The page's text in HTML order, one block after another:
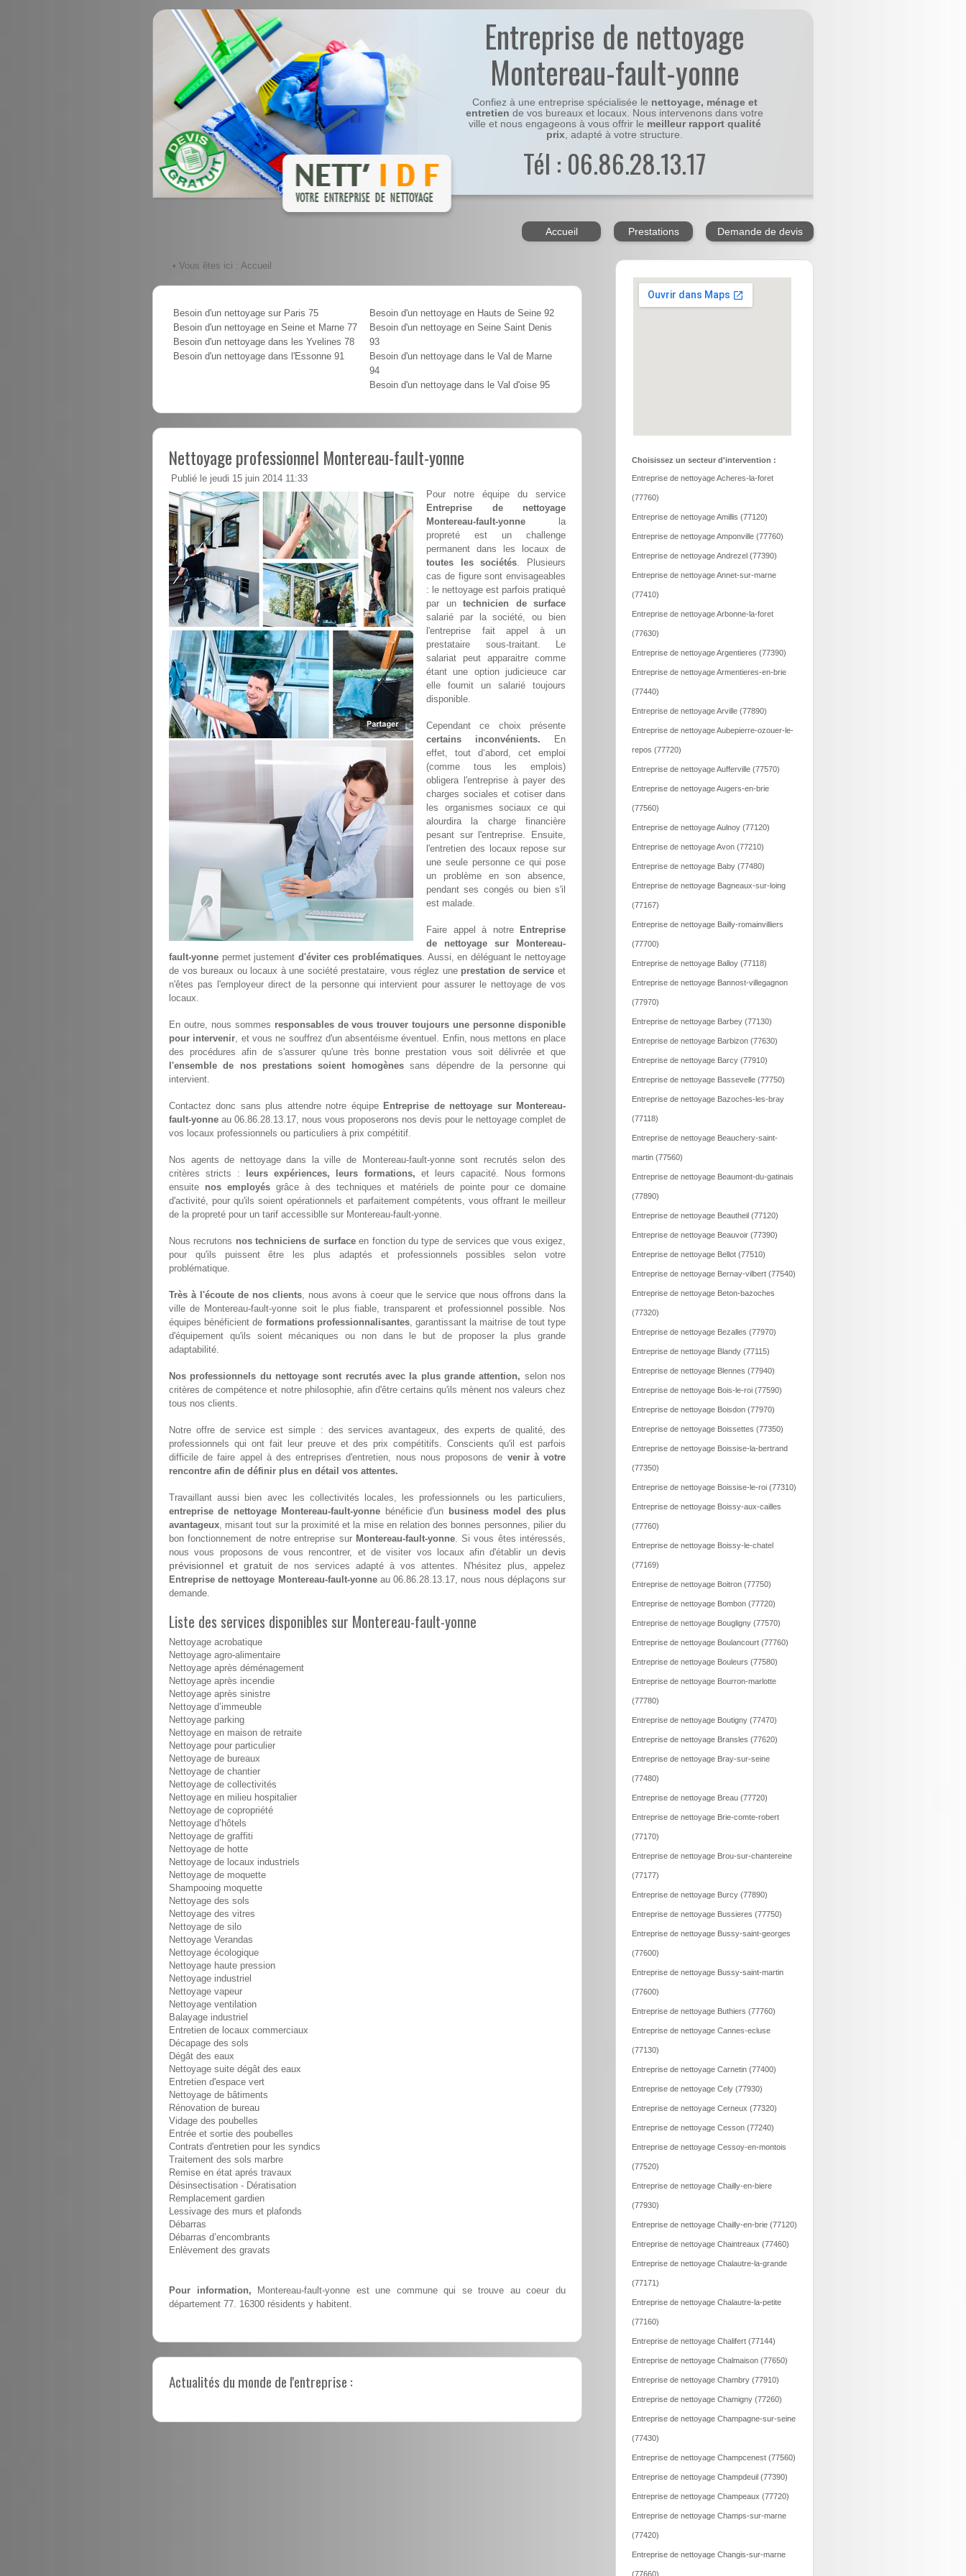
Entreprise de nettoyage
Montereau-fault-yonne
Confiez à une entreprise spécialisée le nettoyage, ménage et
entretien de vos bureaux et locaux. Nous intervenons dans votre
ville et nous engageons à vous offrir le meilleur rapport qualité
prix, adapté à votre structure.
Tél : 06.86.28.13.17
Accueil Prestations Demande de devis
• Vous êtes ici : Accueil
Besoin d'un nettoyage sur Paris 75
Besoin d'un nettoyage en Seine et Marne 77
Besoin d'un nettoyage dans les Yvelines 78
Besoin d'un nettoyage dans l'Essonne 91
Besoin d'un nettoyage en Hauts de Seine 92
Besoin d'un nettoyage en Seine Saint Denis
93
Besoin d'un nettoyage dans le Val de Marne
94
Besoin d'un nettoyage dans le Val d'oise 95
Nettoyage professionnel Montereau-fault-yonne
Publié le jeudi 15 juin 2014 11:33
Pour notre équipe du service
Entreprise de nettoyage
Montereau-fault-yonne la
propreté est un challenge
permanent dans les locaux de
toutes les sociétés. Plusieurs
cas de figure sont envisageables
: le nettoyage est parfois pratiqué
par un technicien de surface
salarié par la société, ou bien
l'entreprise fait appel à un
prestataire sous-traitant. Le
salariat peut apparaitre comme
étant une option judicieuce car
elle fournit un salarié toujours
disponible.
Cependant ce choix présente
certains inconvénients. En
effet, tout d‘abord, cet emploi
(comme tous les emplois)
obligera l'entreprise à payer des
charges sociales et cotiser dans
les organismes sociaux ce qui
alourdira la charge financière
pesant sur l'entreprise. Ensuite,
l'entretien des locaux repose sur
une seule personne ce qui pose
un problème en son absence,
pendant ses congés ou bien s'il
est malade.
Faire appel à notre
Entreprise
de nettoyage sur Montereau-
fault-yonne permet justement d'éviter ces problématiques. Aussi, en déléguant le nettoyage
de vos bureaux ou locaux à une société prestataire, vous réglez une prestation de service et
n'êtes pas l'employeur direct de la personne qui intervient pour assurer le nettoyage de vos
locaux.
En outre, nous sommes responsables de vous trouver toujours une personne disponible
pour intervenir, et vous ne souffrez d'un absentéisme éventuel. Enfin, nous mettons en place
des procédures afin de s'assurer qu'une très bonne prestation vous soit délivrée et que
l'ensemble de nos prestations soient homogènessans dépendre de la personne qui
intervient.
Contactez donc sans plus attendre notre équipe Entreprise de nettoyage sur Montereau-
fault-yonne au 06.86.28.13.17, nous vous proposerons nos devis pour le nettoyage complet de
vos locaux professionnels ou particuliers à prix compétitif.
Nos agents de nettoyage dans la ville de Montereau-fault-yonne sont recrutés selon des
critères stricts :
leurs expériences, leurs formations, et leurs capacité. Nous formons
ensuite nos employésgrâce à des techniques et matériels de pointe pour ce domaine
d'activité, pour qu'ils soient opérationnels et parfaitement compétents, vous offrant le meilleur
de la propreté pour un tarif accessiblle sur Montereau-fault-yonne.
Nous recrutons nos techniciens de surfaceen fonction du type de services que vous exigez,
pour qu'ils puissent être les plus adaptés et professionnels possibles selon votre
problématique.
Très à l'écoute de nos clients, nous avons à coeur que le service que nous offrons dans la
ville de Montereau-fault-yonne soit le plus fiable, transparent et professionnel possible. Nos
équipes bénéficient de formations professionnalisantes, garantissant la maitrise de tout type
d'équipement qu'ils soient mécaniques ou non dans le but de proposer la plus grande
adaptabilité.
Nos professionnels du nettoyage sont recrutés avec la plus grande attention, selon nos
critères de compétence et notre philosophie, afin d'être certains qu'ils mènent nos valeurs chez
tous nos clients.
Notre offre de service est simple : des services avantageux, des experts de qualité, des
professionnels qui ont fait leur preuve et des prix compétitifs. Conscients qu'il est parfois
difficile de faire appel à des entreprises d'entretien, nous nous proposons de venir à votre
rencontre afin de définir plus en détail vos attentes.
Travaillant aussi bien avec les collectivités locales, les professionnels ou les particuliers,
entreprise de nettoyage Montereau-fault-yonne bénéficie d'un business model des plus
avantageux, misant tout sur la proximité et la mise en relation des bonnes personnes, pilier du
bon fonctionnement de notre entreprise sur Montereau-fault-yonne. Si vous êtes intéressés,
nous vous proposons de vous rencontrer, et de visiter vos locaux afin d'établir un devis
prévisionnel et gratuit de nos services adapté à vos attentes. N'hésitez plus, appelez
Entreprise de nettoyage Montereau-fault-yonneau 06.86.28.13.17, nous nous déplaçons sur
demande.
Liste des services disponibles sur Montereau-fault-yonne
Nettoyage acrobatique
Nettoyage agro-alimentaire
Nettoyage après déménagement
Nettoyage après incendie
Nettoyage après sinistre
Nettoyage d’immeuble
Nettoyage parking
Nettoyage en maison de retraite
Nettoyage pour particulier
Nettoyage de bureaux
Nettoyage de chantier
Nettoyage de collectivités
Nettoyage en milieu hospitalier
Nettoyage de copropriété
Nettoyage d’hôtels
Nettoyage de graffiti
Nettoyage de hotte
Nettoyage de locaux industriels
Nettoyage de moquette
Shampooing moquette
Nettoyage des sols
Nettoyage des vitres
Nettoyage de silo
Nettoyage Verandas
Nettoyage écologique
Nettoyage haute pression
Nettoyage industriel
Nettoyage vapeur
Nettoyage ventilation
Balayage industriel
Entretien de locaux commerciaux
Décapage des sols
Dégât des eaux
Nettoyage suite dégât des eaux
Entretien d'espace vert
Nettoyage de bâtiments
Rénovation de bureau
Vidage des poubelles
Entrée et sortie des poubelles
Contrats d'entretien pour les syndics
Traitement des sols marbre
Remise en état aprés travaux
Désinsectisation - Dératisation
Remplacement gardien
Lessivage des murs et plafonds
Débarras
Débarras d’encombrants
Enlèvement des gravats
Pour information, Montereau-fault-yonne est une commune qui se trouve au coeur du
département 77. 16300 résidents y habitent.
Actualités du monde de l'entreprise :
Choisissez un secteur d'intervention :
Entreprise de nettoyage Acheres-la-foret
(77760)
Entreprise de nettoyage Amillis (77120)
Entreprise de nettoyage Amponville (77760)
Entreprise de nettoyage Andrezel (77390)
Entreprise de nettoyage Annet-sur-marne
(77410)
Entreprise de nettoyage Arbonne-la-foret
(77630)
Entreprise de nettoyage Argentieres (77390)
Entreprise de nettoyage Armentieres-en-brie
(77440)
Entreprise de nettoyage Arville (77890)
Entreprise de nettoyage Aubepierre-ozouer-le-
repos (77720)
Entreprise de nettoyage Aufferville (77570)
Entreprise de nettoyage Augers-en-brie
(77560)
Entreprise de nettoyage Aulnoy (77120)
Entreprise de nettoyage Avon (77210)
Entreprise de nettoyage Baby (77480)
Entreprise de nettoyage Bagneaux-sur-loing
(77167)
Entreprise de nettoyage Bailly-romainvilliers
(77700)
Entreprise de nettoyage Balloy (77118)
Entreprise de nettoyage Bannost-villegagnon
(77970)
Entreprise de nettoyage Barbey (77130)
Entreprise de nettoyage Barbizon (77630)
Entreprise de nettoyage Barcy (77910)
Entreprise de nettoyage Bassevelle (77750)
Entreprise de nettoyage Bazoches-les-bray
(77118)
Entreprise de nettoyage Beauchery-saint-
martin (77560)
Entreprise de nettoyage Beaumont-du-gatinais
(77890)
Entreprise de nettoyage Beautheil (77120)
Entreprise de nettoyage Beauvoir (77390)
Entreprise de nettoyage Bellot (77510)
Entreprise de nettoyage Bernay-vilbert (77540)
Entreprise de nettoyage Beton-bazoches
(77320)
Entreprise de nettoyage Bezalles (77970)
Entreprise de nettoyage Blandy (77115)
Entreprise de nettoyage Blennes (77940)
Entreprise de nettoyage Bois-le-roi (77590)
Entreprise de nettoyage Boisdon (77970)
Entreprise de nettoyage Boissettes (77350)
Entreprise de nettoyage Boissise-la-bertrand
(77350)
Entreprise de nettoyage Boissise-le-roi (77310)
Entreprise de nettoyage Boissy-aux-cailles
(77760)
Entreprise de nettoyage Boissy-le-chatel
(77169)
Entreprise de nettoyage Boitron (77750)
Entreprise de nettoyage Bombon (77720)
Entreprise de nettoyage Bougligny (77570)
Entreprise de nettoyage Boulancourt (77760)
Entreprise de nettoyage Bouleurs (77580)
Entreprise de nettoyage Bourron-marlotte
(77780)
Entreprise de nettoyage Boutigny (77470)
Entreprise de nettoyage Bransles (77620)
Entreprise de nettoyage Bray-sur-seine
(77480)
Entreprise de nettoyage Breau (77720)
Entreprise de nettoyage Brie-comte-robert
(77170)
Entreprise de nettoyage Brou-sur-chantereine
(77177)
Entreprise de nettoyage Burcy (77890)
Entreprise de nettoyage Bussieres (77750)
Entreprise de nettoyage Bussy-saint-georges
(77600)
Entreprise de nettoyage Bussy-saint-martin
(77600)
Entreprise de nettoyage Buthiers (77760)
Entreprise de nettoyage Cannes-ecluse
(77130)
Entreprise de nettoyage Carnetin (77400)
Entreprise de nettoyage Cely (77930)
Entreprise de nettoyage Cerneux (77320)
Entreprise de nettoyage Cesson (77240)
Entreprise de nettoyage Cessoy-en-montois
(77520)
Entreprise de nettoyage Chailly-en-biere
(77930)
Entreprise de nettoyage Chailly-en-brie (77120)
Entreprise de nettoyage Chaintreaux (77460)
Entreprise de nettoyage Chalautre-la-grande
(77171)
Entreprise de nettoyage Chalautre-la-petite
(77160)
Entreprise de nettoyage Chalifert (77144)
Entreprise de nettoyage Chalmaison (77650)
Entreprise de nettoyage Chambry (77910)
Entreprise de nettoyage Chamigny (77260)
Entreprise de nettoyage Champagne-sur-seine
(77430)
Entreprise de nettoyage Champcenest (77560)
Entreprise de nettoyage Champdeuil (77390)
Entreprise de nettoyage Champeaux (77720)
Entreprise de nettoyage Champs-sur-marne
(77420)
Entreprise de nettoyage Changis-sur-marne
(77660)